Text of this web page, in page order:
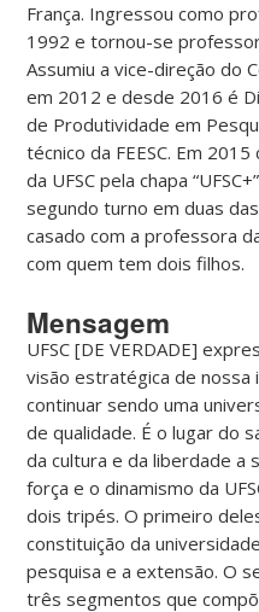
França. Ingressou como
1992 e tornou-se
Assumiu a vice-direção do
em 2012 e desde 2016 é
de Produtividade em
técnico da FEESC. Em
da UFSC pela chapa
segundo turno em duas
casado com a professora
com quem tem dois filhos.
Mensagem
UFSC [DE VERDADE]
visão estratégica de nossa
continuar sendo uma
de qualidade. É o lugar do
da cultura e da liberdade a
força e o dinamismo da
dois tripés. O primeiro
constituição da
pesquisa e a extensão. O
três segmentos que